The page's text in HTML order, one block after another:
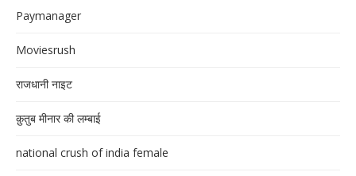
Paymanager
Moviesrush
राजधानी नाइट
क़ुतुब मीनार की लम्बाई
national crush of india female